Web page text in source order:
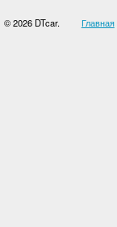
© 2026 DTcar. Главная